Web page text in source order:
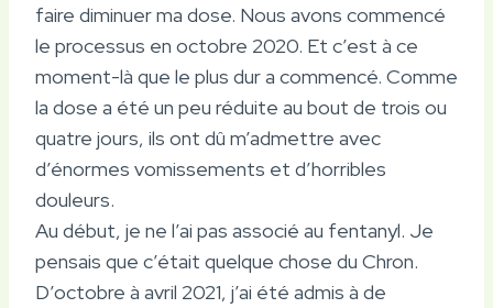
faire diminuer ma dose. Nous avons commencé
le processus en octobre 2020. Et c’est à ce
moment-là que le plus dur a commencé. Comme
la dose a été un peu réduite au bout de trois ou
quatre jours, ils ont dû m’admettre avec
d’énormes vomissements et d’horribles
douleurs.
Au début, je ne l’ai pas associé au fentanyl. Je
pensais que c’était quelque chose du Chron.
D’octobre à avril 2021, j’ai été admis à de